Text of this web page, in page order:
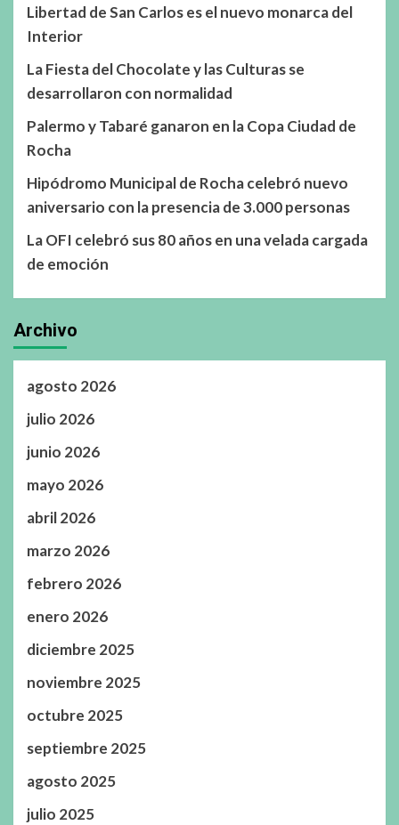
Libertad de San Carlos es el nuevo monarca del
Interior
La Fiesta del Chocolate y las Culturas se
desarrollaron con normalidad
Palermo y Tabaré ganaron en la Copa Ciudad de
Rocha
Hipódromo Municipal de Rocha celebró nuevo
aniversario con la presencia de 3.000 personas
La OFI celebró sus 80 años en una velada cargada
de emoción
Archivo
agosto 2026
julio 2026
junio 2026
mayo 2026
abril 2026
marzo 2026
febrero 2026
enero 2026
diciembre 2025
noviembre 2025
octubre 2025
septiembre 2025
agosto 2025
julio 2025